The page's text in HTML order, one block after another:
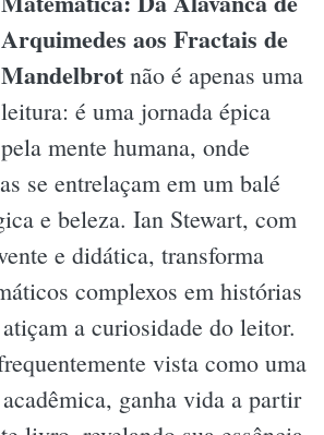
Arquimedes aos Fractais de
Mandelbrot não é apenas uma
leitura: é uma jornada épica
pela mente humana, onde
se entrelaçam em um balé
e beleza. Ian Stewart, com
e didática, transforma
complexos em histórias
a curiosidade do leitor.
vista como uma
ganha vida a partir